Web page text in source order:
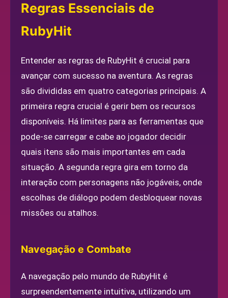
Regras Essenciais de
RubyHit
Entender as regras de RubyHit é crucial para
avançar com sucesso na aventura. As regras
são divididas em quatro categorias principais. A
primeira regra crucial é gerir bem os recursos
disponíveis. Há limites para as ferramentas que
pode-se carregar e cabe ao jogador decidir
quais itens são mais importantes em cada
situação. A segunda regra gira em torno da
interação com personagens não jogáveis, onde
escolhas de diálogo podem desbloquear novas
missões ou atalhos.
Navegação e Combate
A navegação pelo mundo de RubyHit é
surpreendentemente intuitiva, utilizando um